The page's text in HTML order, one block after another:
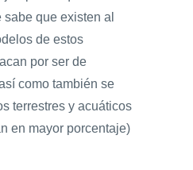
que existen al
de estos
por ser de
como también se
terrestres y acuáticos
en mayor porcentaje)